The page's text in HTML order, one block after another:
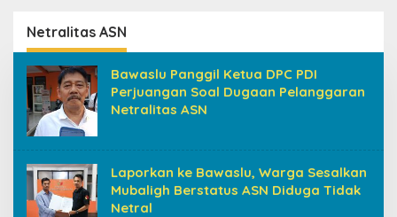
Netralitas ASN
Bawaslu Panggil Ketua DPC PDI
Perjuangan Soal Dugaan Pelanggaran
Netralitas ASN
Laporkan ke Bawaslu, Warga Sesalkan
Mubaligh Berstatus ASN Diduga Tidak
Netral